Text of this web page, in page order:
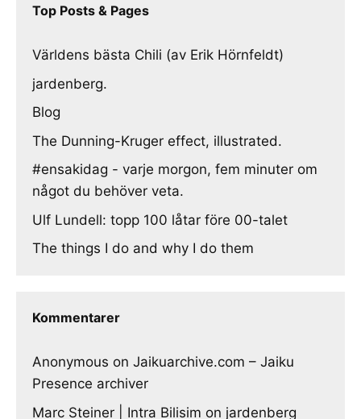
Top Posts & Pages
Världens bästa Chili (av Erik Hörnfeldt)
jardenberg.
Blog
The Dunning-Kruger effect, illustrated.
#ensakidag - varje morgon, fem minuter om
något du behöver veta.
Ulf Lundell: topp 100 låtar före 00-talet
The things I do and why I do them
Kommentarer
Anonymous on Jaikuarchive.com – Jaiku
Presence archiver
Marc Steiner | Intra Bilisim on jardenberg